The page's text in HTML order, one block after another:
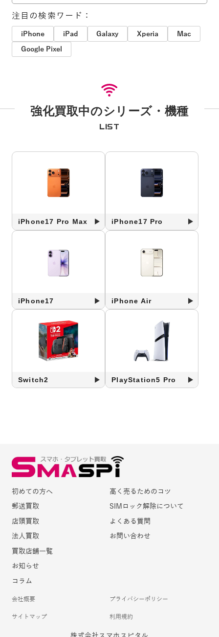
注目の検索ワード：
iPhone iPad Galaxy Xperia
Mac
Google Pixel
強化買取中のシリーズ・機種
LIST
iPhone17 Pro Max iPhone17 Pro
iPhone17 iPhone Air
Switch2 PlayStation5 Pro
初めての方へ
郵送買取
店頭買取
法人買取
買取店舗一覧
お知らせ
コラム
高く売るためのコツ
SIMロック解除について
よくある質問
お問い合わせ
会社概要 プライバシーポリシー
サイトマップ 利用規約